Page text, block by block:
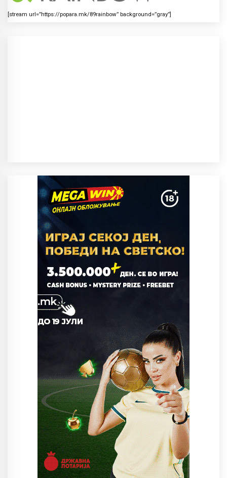
[stream url=”https://popara.mk/89rainbow” background=”gray”]